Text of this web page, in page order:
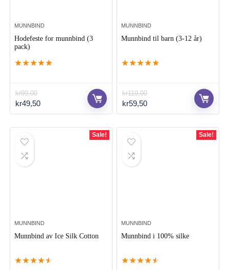
MUNNBIND
Hodefeste for munnbind (3
pack)
★★★★★
kr99,00
Opprinnelig
pris
kr49,50Nåværende
pris
MUNNBIND
Munnbind til barn (3-12 år)
★★★★★
kr119,00
Opprinnelig
pris
kr59,50Nåværende
pris
Sale!
MUNNBIND
Munnbind av Ice Silk Cotton
★★★★★
Sale!
MUNNBIND
Munnbind i 100% silke
★★★★★